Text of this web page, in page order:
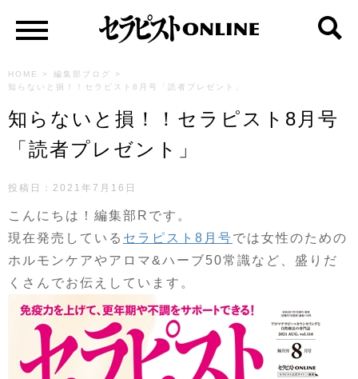
HOME > 編集部ブログ
>
知らないと損！！セラピスト8月号「読者プレゼント」
知らないと損！！セラピスト8月号
「読者プレゼント」
投稿日： 2021年7月16日
こんにちは！編集部Rです。
現在発売している セラピスト8月号では女性のための
ホルモンケアやアロマ&ハーブ50常識など、盛りだ
くさんでお伝えしています。